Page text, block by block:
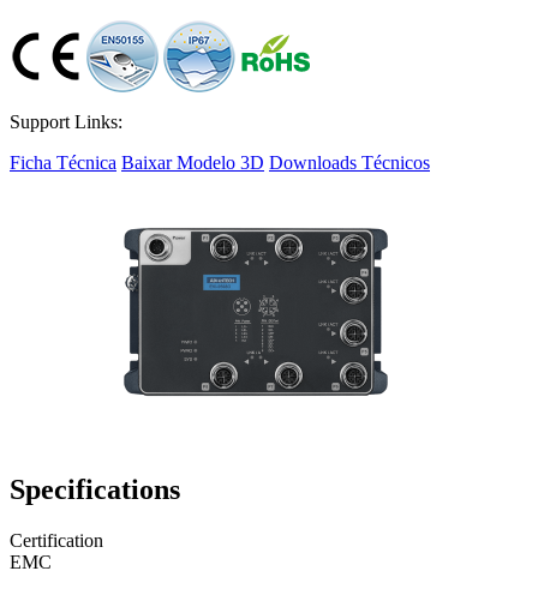
Support Links:
Ficha Técnica Baixar Modelo 3D Downloads Técnicos
Specifications
Certification
EMC